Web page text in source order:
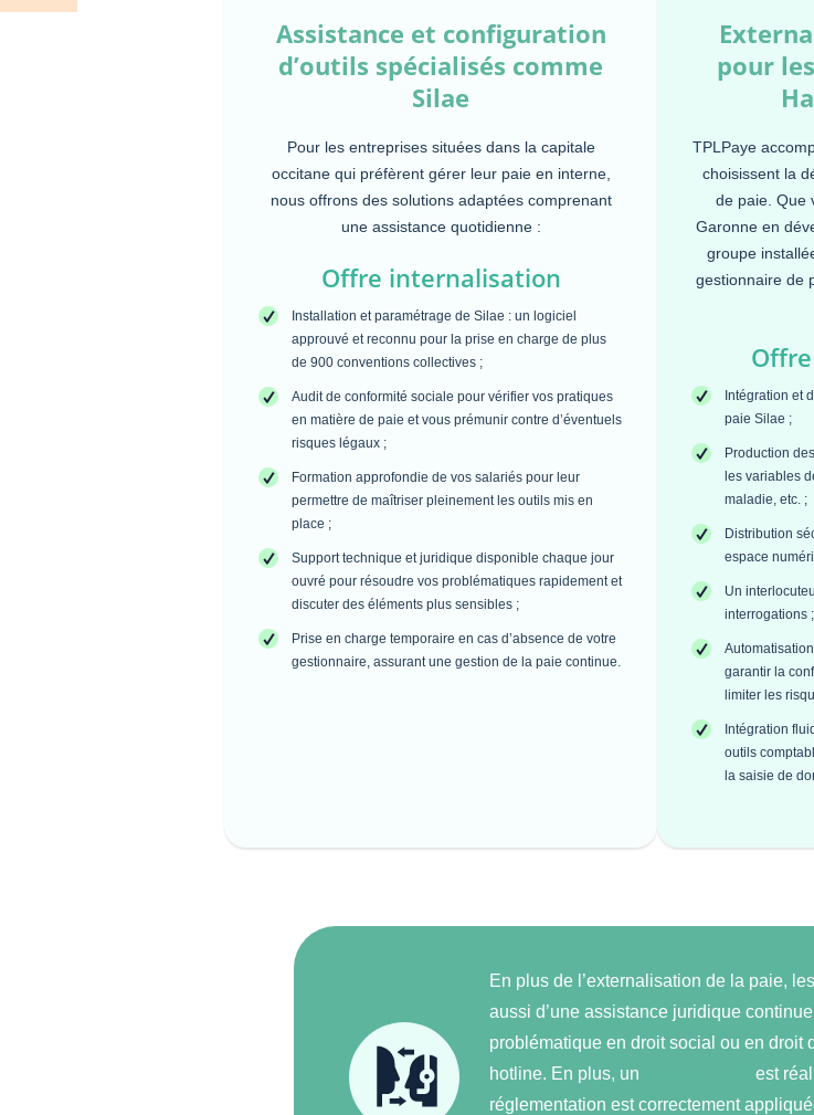
Assistance et configuration
d’outils spécialisés comme
Silae
Pour les entreprises situées dans la capitale
occitane qui préfèrent gérer leur paie en interne,
nous offrons des solutions adaptées comprenant
une assistance quotidienne :
Offre internalisation
Installation et paramétrage de Silae : un logiciel
approuvé et reconnu pour la prise en charge de plus
de 900 conventions collectives ;
Audit de conformité sociale pour vérifier vos pratiques
en matière de paie et vous prémunir contre d’éventuels
risques légaux ;
Formation approfondie de vos salariés pour leur
permettre de maîtriser pleinement les outils mis en
place ;
Support technique et juridique disponible chaque jour
ouvré pour résoudre vos problématiques rapidement et
discuter des éléments plus sensibles ;
Prise en charge temporaire en cas d’absence de votre
gestionnaire, assurant une gestion de la paie continue.
pour
TPLPaye
choisissent la
de paie. Que
Garonne en
groupe
gestionnaire de
Intégration et
paie Silae ;
Production
les variables
maladie, etc. ;
Distribution
espace
Un
interrogations ;
garantir la
limiter les
Intégration
outils
la saisie de
En plus de l’externalisation de la paie,
aussi d’une assistance juridique
problématique en droit social ou en droit
hotline. En plus, un
est
réglementation est correctement